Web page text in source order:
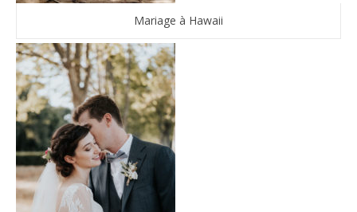
Mariage à Hawaii